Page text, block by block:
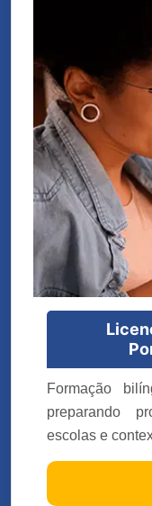
Formação
preparando
escolas e